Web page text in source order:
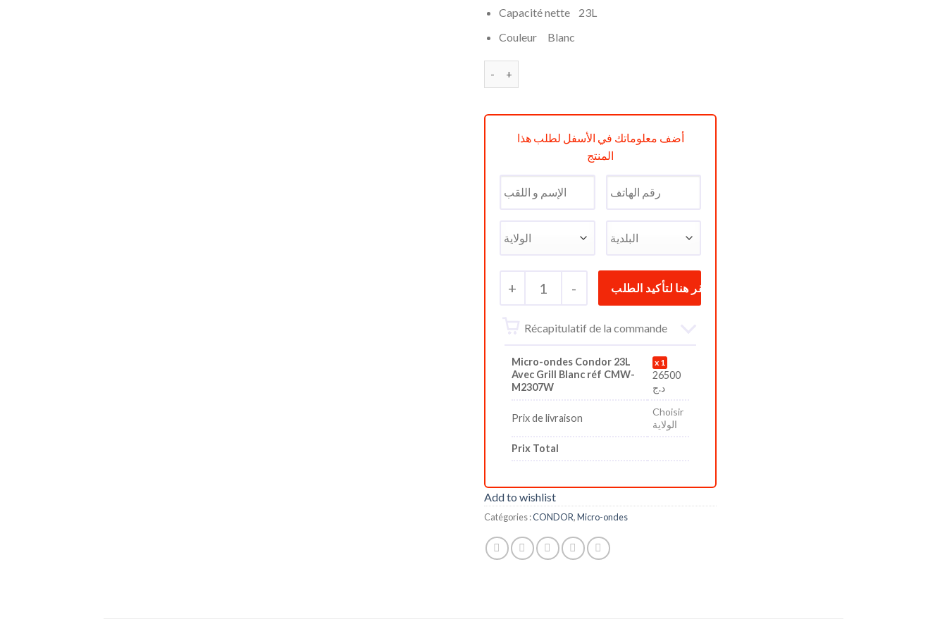
était :
Capacité nette 23L
Couleur Blanc
أضف معلوماتك في الأسفل لطلب هذا
المنتج
+ 1 -
Récapitulatif de la commande
Micro-ondes Condor 23L
Avec Grill Blanc réf CMW-
M2307W
1
26500
د.ج
Prix de livraison
Choisir
الولاية
Prix Total
Add to wishlist
Catégories :CONDOR,Micro-ondes